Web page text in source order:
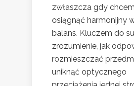
zwłaszcza gdy
osiągnąć harmonijny
balans. Kluczem do
zrozumienie, jak
rozmieszczać
uniknąć optycznego